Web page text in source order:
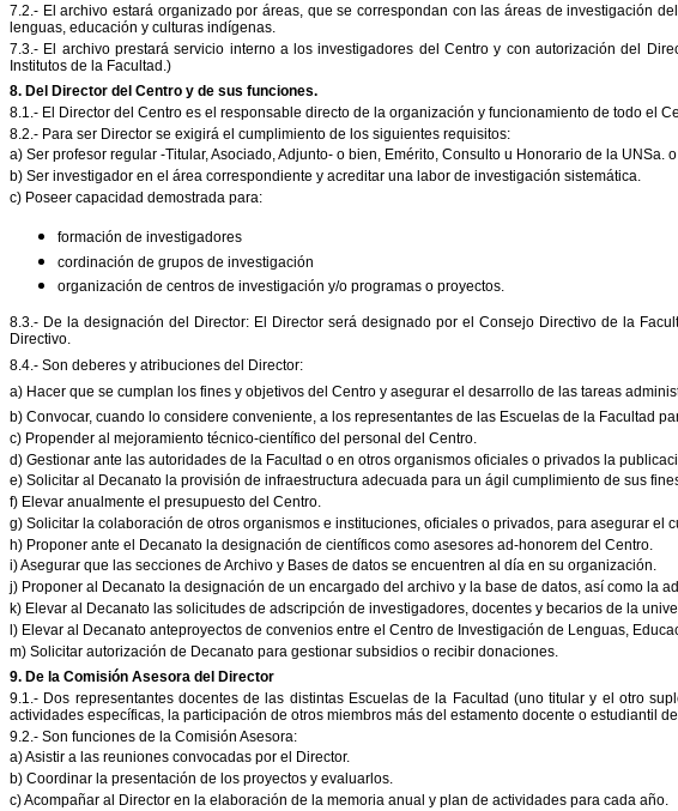
7.2.- El archivo estará organizado por áreas, que se correspondan con las áreas de investigación
lenguas, educación y culturas indígenas.
7.3.- El archivo prestará servicio interno a los investigadores del Centro y con autorización del
Institutos de la Facultad.)
8. Del Director del Centro y de sus funciones.
8.1.- El Director del Centro es el responsable directo de la organización y funcionamiento de todo el
8.2.- Para ser Director se exigirá el cumplimiento de los siguientes requisitos:
a) Ser profesor regular -Titular, Asociado, Adjunto- o bien, Emérito, Consulto u Honorario de la UNSa.
b) Ser investigador en el área correspondiente y acreditar una labor de investigación sistemática.
c) Poseer capacidad demostrada para:
formación de investigadores
cordinación de grupos de investigación
organización de centros de investigación y/o programas o proyectos.
8.3.- De la designación del Director: El Director será designado por el Consejo Directivo de la
Directivo.
8.4.- Son deberes y atribuciones del Director:
a) Hacer que se cumplan los fines y objetivos del Centro y asegurar el desarrollo de las tareas
b) Convocar, cuando lo considere conveniente, a los representantes de las Escuelas de la Facultad
c) Propender al mejoramiento técnico-científico del personal del Centro.
d) Gestionar ante las autoridades de la Facultad o en otros organismos oficiales o privados la
e) Solicitar al Decanato la provisión de infraestructura adecuada para un ágil cumplimiento de sus
f) Elevar anualmente el presupuesto del Centro.
g) Solicitar la colaboración de otros organismos e instituciones, oficiales o privados, para asegurar el
h) Proponer ante el Decanato la designación de científicos como asesores ad-honorem del Centro.
i) Asegurar que las secciones de Archivo y Bases de datos se encuentren al día en su organización.
j) Proponer al Decanato la designación de un encargado del archivo y la base de datos, así como la
k) Elevar al Decanato las solicitudes de adscripción de investigadores, docentes y becarios de la
l) Elevar al Decanato anteproyectos de convenios entre el Centro de Investigación de Lenguas,
m) Solicitar autorización de Decanato para gestionar subsidios o recibir donaciones.
9. De la Comisión Asesora del Director
9.1.- Dos representantes docentes de las distintas Escuelas de la Facultad (uno titular y el otro
actividades específicas, la participación de otros miembros más del estamento docente o estudiantil
9.2.- Son funciones de la Comisión Asesora:
a) Asistir a las reuniones convocadas por el Director.
b) Coordinar la presentación de los proyectos y evaluarlos.
c) Acompañar al Director en la elaboración de la memoria anual y plan de actividades para cada año.